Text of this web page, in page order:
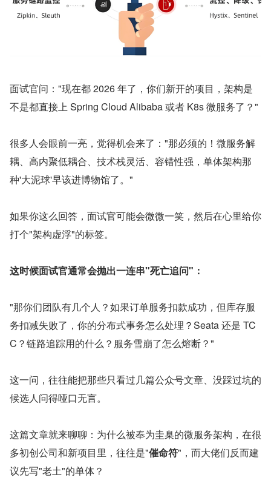
面试官问："现在都 2026 年了，你们新开的项目，架构是
不是都直接上 Spring Cloud Alibaba 或者 K8s 微服务了？"
很多人会眼前一亮，觉得机会来了："那必须的！微服务解
耦、高内聚低耦合、技术栈灵活、容错性强，单体架构那
种'大泥球'早该进博物馆了。"
如果你这么回答，面试官可能会微微一笑，然后在心里给你
打个"架构虚浮"的标签。
这时候面试官通常会抛出一连串"死亡追问"：
"那你们团队有几个人？如果订单服务扣款成功，但库存服
务扣减失败了，你的分布式事务怎么处理？Seata 还是 TC
C？链路追踪用的什么？服务雪崩了怎么熔断？"
这一问，往往能把那些只看过几篇公众号文章、没踩过坑的
候选人问得哑口无言。
这篇文章就来聊聊：为什么被奉为圭臬的微服务架构，在很
多初创公司和新项目里，往往是"催命符"，而大佬们反而建
议先写"老土"的单体？